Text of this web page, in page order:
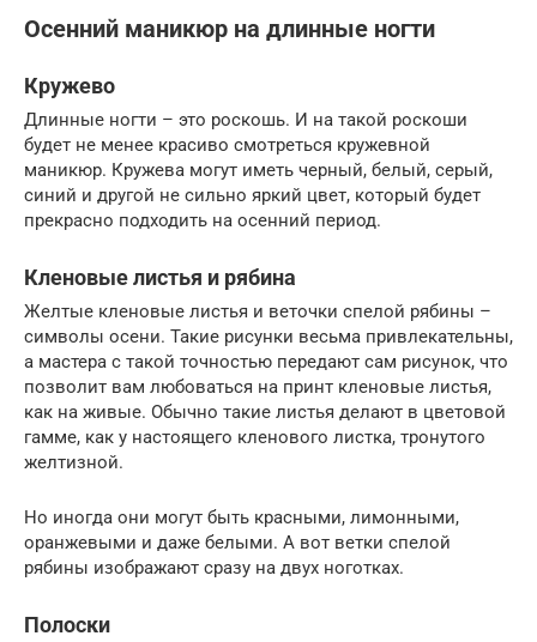
Осенний маникюр на длинные ногти
Кружево
Длинные ногти – это роскошь. И на такой роскоши
будет не менее красиво смотреться кружевной
маникюр. Кружева могут иметь черный, белый, серый,
синий и другой не сильно яркий цвет, который будет
прекрасно подходить на осенний период.
Кленовые листья и рябина
Желтые кленовые листья и веточки спелой рябины –
символы осени. Такие рисунки весьма привлекательны,
а мастера с такой точностью передают сам рисунок, что
позволит вам любоваться на принт кленовые листья,
как на живые. Обычно такие листья делают в цветовой
гамме, как у настоящего кленового листка, тронутого
желтизной.
Но иногда они могут быть красными, лимонными,
оранжевыми и даже белыми. А вот ветки спелой
рябины изображают сразу на двух ноготках.
Полоски